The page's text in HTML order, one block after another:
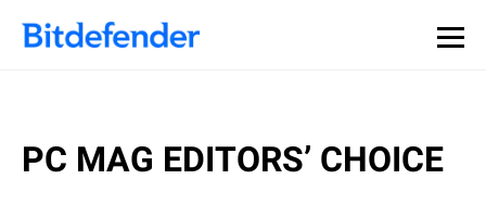
PC MAG EDITORS’ CHOICE